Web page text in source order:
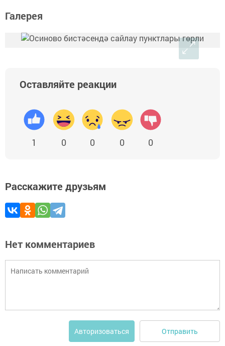
Галерея
Оставляйте реакции
1 0 0 0 0
Расскажите друзьям
Нет комментариев
Авторизоваться Отправить